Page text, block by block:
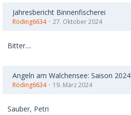
Jahresbericht Binnenfischerei
Röding6634 27. Oktober 2024
Bitter....
Angeln am Walchensee: Saison 2024
Röding6634 19. März 2024
Sauber, Petri